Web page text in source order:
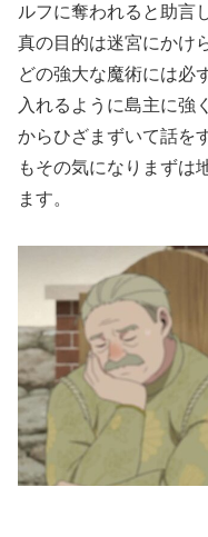
ルフに奪われると助言
真の目的は迷宮にかけ
どの強大な魔術には必
入れるように島主に強
からひざまずいて話を
もその気になりまずは
ます。